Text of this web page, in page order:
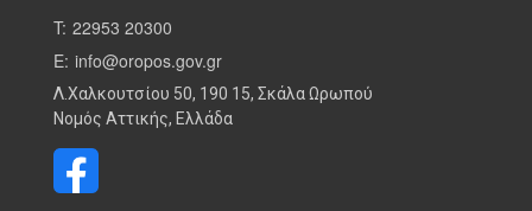
T: 22953 20300
E: info@oropos.gov.gr
Λ.Χαλκουτσίου 50, 190 15, Σκάλα Ωρωπού
Νομός Αττικής, Ελλάδα